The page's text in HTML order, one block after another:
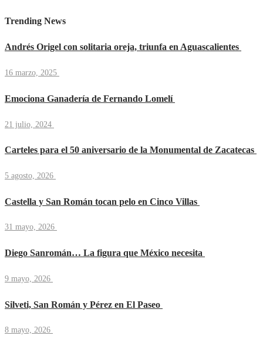
Trending News
Andrés Origel con solitaria oreja, triunfa en Aguascalientes
16 marzo, 2025
Emociona Ganadería de Fernando Lomelí
21 julio, 2024
Carteles para el 50 aniversario de la Monumental de Zacatecas
5 agosto, 2026
Castella y San Román tocan pelo en Cinco Villas
31 mayo, 2026
Diego Sanromán… La figura que México necesita
9 mayo, 2026
Silveti, San Román y Pérez en El Paseo
8 mayo, 2026